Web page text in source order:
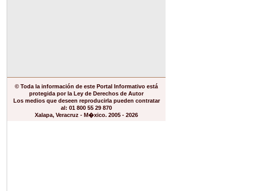
© Toda la información de este Portal Informativo está
protegida por la Ley de Derechos de Autor
Los medios que deseen reproducirla pueden contratar
al: 01 800 55 29 870
Xalapa, Veracruz - M�xico. 2005 - 2026